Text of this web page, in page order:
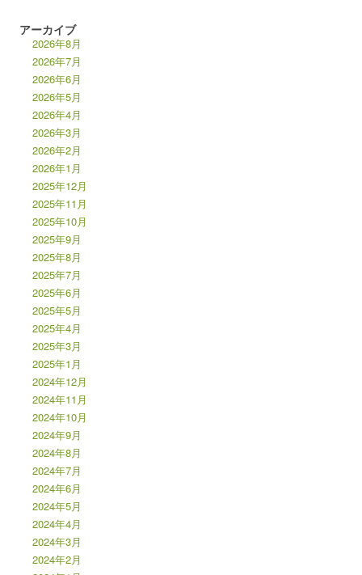
アーカイブ
2026年8月
2026年7月
2026年6月
2026年5月
2026年4月
2026年3月
2026年2月
2026年1月
2025年12月
2025年11月
2025年10月
2025年9月
2025年8月
2025年7月
2025年6月
2025年5月
2025年4月
2025年3月
2025年1月
2024年12月
2024年11月
2024年10月
2024年9月
2024年8月
2024年7月
2024年6月
2024年5月
2024年4月
2024年3月
2024年2月